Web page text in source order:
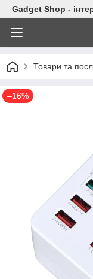
Gadget Shop -
Товари та
–16%